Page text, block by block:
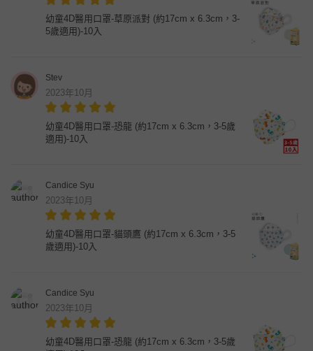
幼童4D醫用口罩-草原派對 (約17cm x 6.3cm，3-
5歲適用)-10入
Stev
2023年10月
幼童4D醫用口罩-恐龍 (約17cm x 6.3cm，3-5歲
適用)-10入
Candice Syu
2023年10月
幼童4D醫用口罩-貓頭鷹 (約17cm x 6.3cm，3-5
歲適用)-10入
Candice Syu
2023年10月
幼童4D醫用口罩-恐龍 (約17cm x 6.3cm，3-5歲